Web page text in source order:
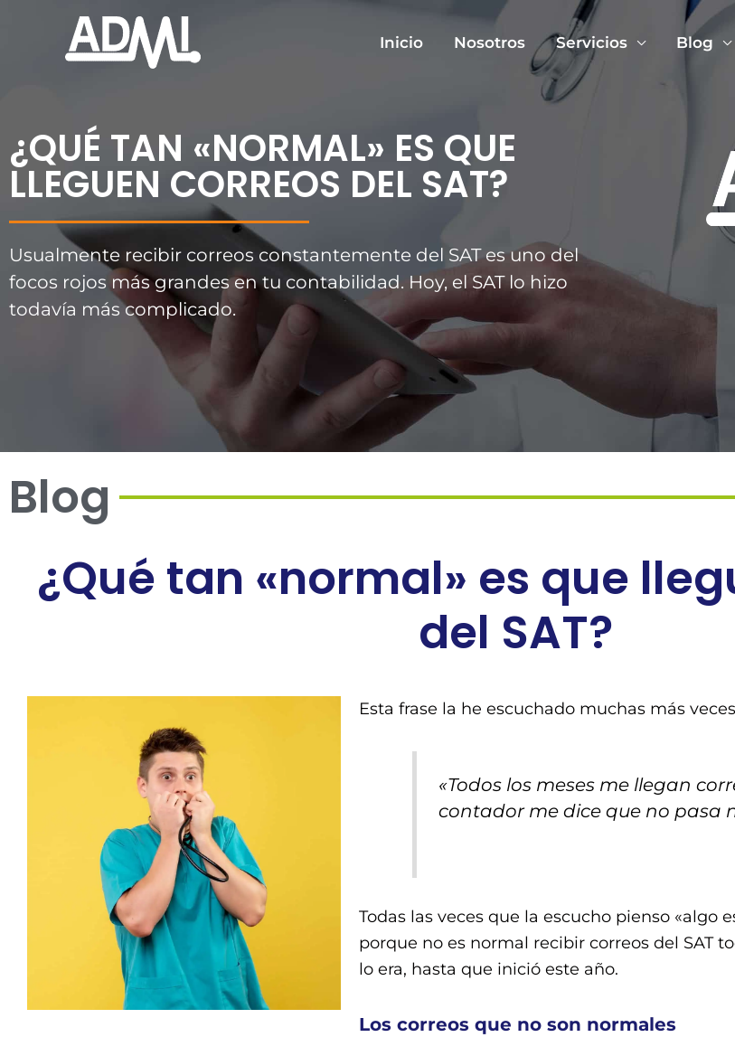
contenido
Inicio Nosotros Servicios Blog
¿QUÉ TAN «NORMAL» ES QUE
LLEGUEN CORREOS DEL SAT?
Usualmente recibir correos constantemente del SAT es uno del
focos rojos más grandes en tu contabilidad. Hoy, el SAT lo hizo
todavía más complicado.
Blog
¿Qué tan «normal» es que
del SAT?
Esta frase la he escuchado muchas más
«Todos los meses me llegan
contador me dice que no pasa
Todas las veces que la escucho pienso «algo
porque no es normal recibir correos del SAT
lo era, hasta que inició este año.
Los correos que no son normales